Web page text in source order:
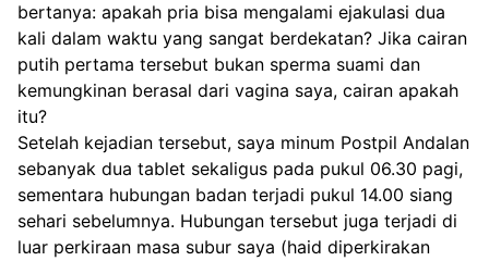
bertanya: apakah pria bisa mengalami ejakulasi dua
kali dalam waktu yang sangat berdekatan? Jika cairan
putih pertama tersebut bukan sperma suami dan
kemungkinan berasal dari vagina saya, cairan apakah
itu?
Setelah kejadian tersebut, saya minum Postpil Andalan
sebanyak dua tablet sekaligus pada pukul 06.30 pagi,
sementara hubungan badan terjadi pukul 14.00 siang
sehari sebelumnya. Hubungan tersebut juga terjadi di
luar perkiraan masa subur saya (haid diperkirakan